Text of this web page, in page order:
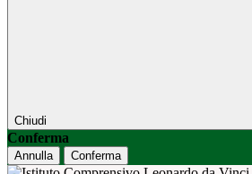
Chiudi
Conferma
Annulla Conferma